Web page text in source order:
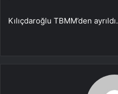
Kılıçdaroğlu TBMM’den ayrıldı.